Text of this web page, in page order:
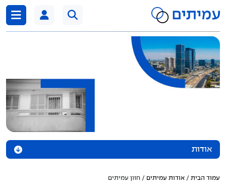
לדלג לתוכן
אודות
חזון עמיתים
עמוד הבית / אודות עמיתים / חזון עמיתים